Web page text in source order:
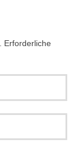
Erforderliche